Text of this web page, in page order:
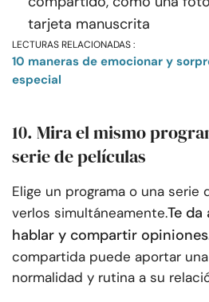
tarjeta manuscrita
LECTURAS RELACIONADAS :
10 maneras de emocionar y
especial
10. Mira el mismo
serie de películas
Elige un programa o una serie
verlos simultáneamente.Te
hablar y compartir
compartida puede aportar
normalidad y rutina a su